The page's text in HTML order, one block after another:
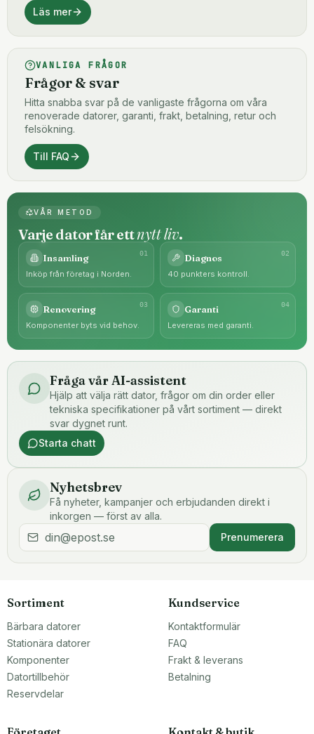
Läs mer
VANLIGA FRÅGOR
Frågor & svar
Hitta snabba svar på de vanligaste frågorna om våra
renoverade datorer, garanti, frakt, betalning, retur och
felsökning.
Till FAQ
VÅR METOD
Varje dator får ettnytt liv.
01
Insamling
Inköp från företag i Norden.
02
Diagnos
40 punkters kontroll.
03
Renovering
Komponenter byts vid behov.
04
Garanti
Levereras med garanti.
Fråga vår AI-assistent
Hjälp att välja rätt dator, frågor om din order eller
tekniska specifikationer på vårt sortiment — direkt
svar dygnet runt.
Starta chatt
Nyhetsbrev
Få nyheter, kampanjer och erbjudanden direkt i
inkorgen — först av alla.
Prenumerera
Sortiment
Bärbara datorer
Stationära datorer
Komponenter
Datortillbehör
Reservdelar
Kundservice
Kontaktformulär
FAQ
Frakt & leverans
Betalning